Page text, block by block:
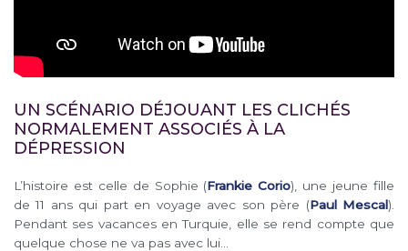
UN SCÉNARIO DÉJOUANT LES CLICHÉS
NORMALEMENT ASSOCIÉS À LA
DÉPRESSION
L’histoire est celle de Sophie (Frankie Corio), une jeune fille
de 11 ans qui part en voyage avec son père (Paul Mescal).
Pendant ses vacances en Turquie, elle se rend compte que
quelque chose ne va pas avec lui…